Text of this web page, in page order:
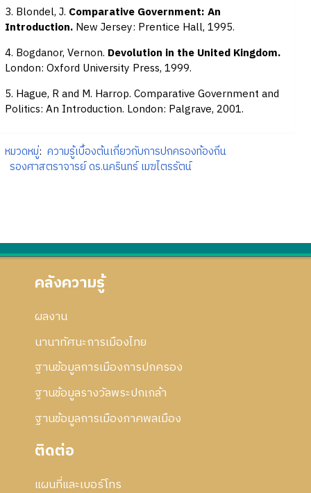
3. Blondel, J. Comparative Government: An
Introduction.New Jersey: Prentice Hall, 1995.
4. Bogdanor, Vernon. Devolution in the United Kingdom.
London: Oxford University Press, 1999.
5. Hague, R and M. Harrop. Comparative Government and
Politics: An Introduction. London: Palgrave, 2001.
หมวดหมู่: ความรู้เบื้องต้นเกี่ยวกับการปกครองท้องถิ่น
รองศาสตราจารย์ ดร.นครินทร์ เมฆไตรรัตน์
คลังความรู้
ผลงาน
นานาทัศนะการเมืองไทย
ฐานข้อมูลการเมืองการปกครอง
ฐานข้อมูลรางวัลพระปกเกล้า
ฐานข้อมูลการเมืองภาคพลเมือง
ติดต่อ
แผนที่และเบอร์โทร